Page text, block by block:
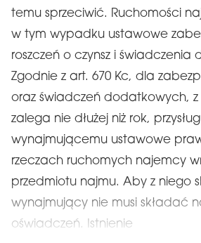
temu sprzeciwić. Ruchomości
w tym wypadku ustawowe
roszczeń o czynsz i świadczenia
Zgodnie z art. 670 Kc, dla
oraz świadczeń dodatkowych,
zalega nie dłużej niż rok,
wynajmującemu ustawowe
rzeczach ruchomych najemcy
przedmiotu najmu. Aby z niego
wynajmujący nie musi składać
oświadczeń. Istnienie